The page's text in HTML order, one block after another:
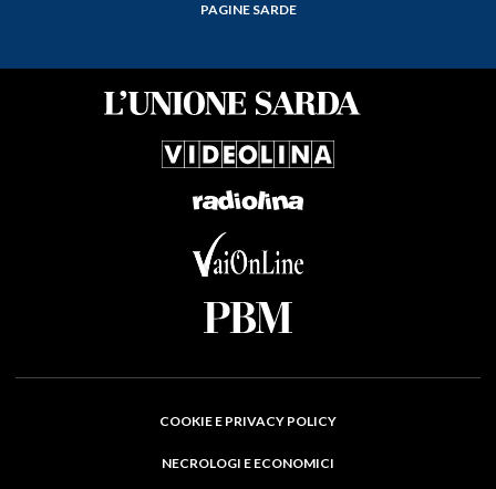
PAGINE SARDE
COOKIE E PRIVACY POLICY
NECROLOGI E ECONOMICI